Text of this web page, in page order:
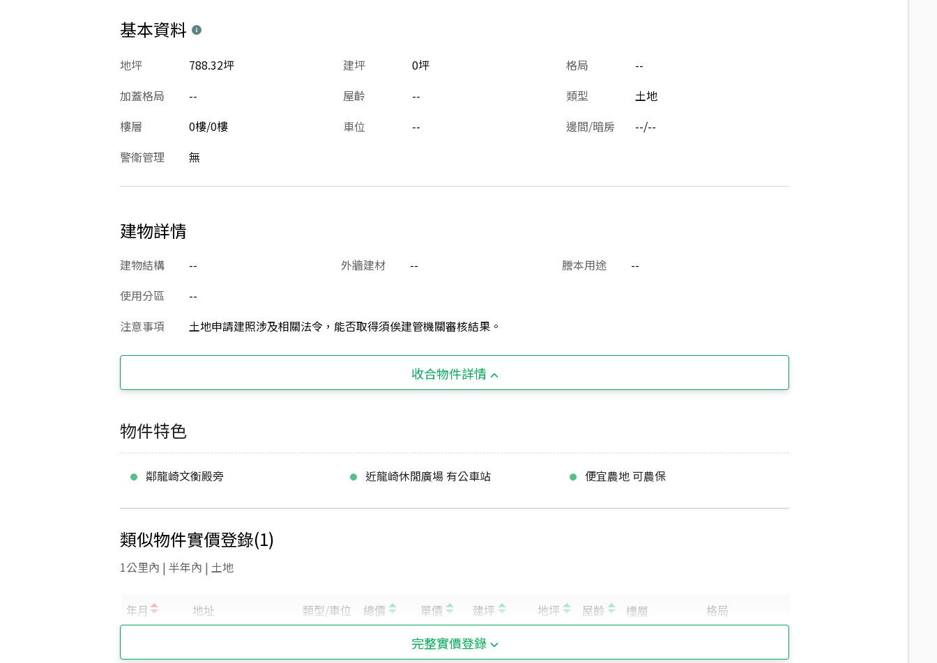
基本資料
建坪 0坪
地坪 788.32坪 格局
--
加蓋格局
-- 屋齡 -- 類型
土地
樓層
0樓/0樓 車位 -- 邊間/暗房
--/--
警衛管理
無
建物詳情
建物結構 -- 外牆建材 -- 謄本用途
--
使用分區
--
注意事項
土地申請建照涉及相關法令，能否取得須俟建管機關審核結果。
收合物件詳情
物件特色
鄰龍崎文衡殿旁 近龍崎休閒廣場 有公車站 便宜農地 可農保
類似物件實價登錄(1)
1公里內 | 半年內 | 土地
完整實價登錄